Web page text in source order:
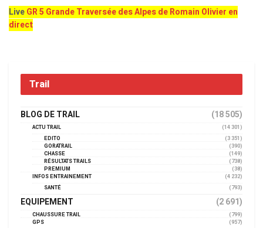
LiveGR 5 Grande Traversée des Alpes de Romain Olivier en
direct
Trail
BLOG DE TRAIL (18 505)
ACTU TRAIL
(14 301)
EDITO
(3 351)
GORATRAIL
(390)
CHASSE
(149)
RÉSULTATS TRAILS
(738)
PREMIUM
(38)
INFOS ENTRAINEMENT
(4 232)
SANTÉ
(793)
EQUIPEMENT (2 691)
CHAUSSURE TRAIL
(799)
GPS
(957)